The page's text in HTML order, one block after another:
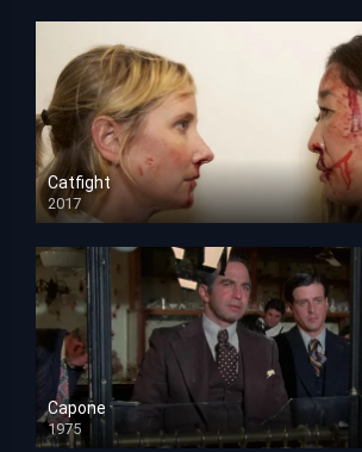
Catfight
2017
HD 720p
Capone
1975
HD 1080p